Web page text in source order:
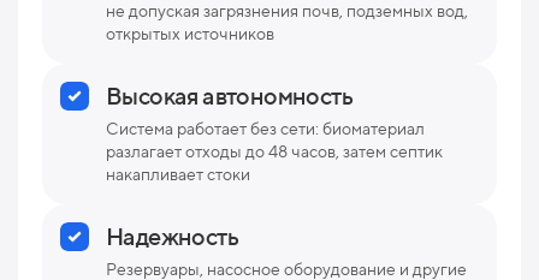
не допуская загрязнения почв, подземных вод,
открытых источников
Высокая автономность
Система работает без сети: биоматериал
разлагает отходы до 48 часов, затем септик
накапливает стоки
Надежность
Резервуары, насосное оборудование и другие